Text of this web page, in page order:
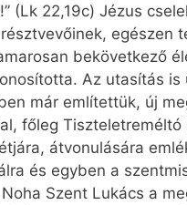
(Lk 22,19c) Jézus
egészen
bekövetkező
Az utasítás
már említettük, új
főleg
átvonulására
és egyben a
Noha Szent Lukács a